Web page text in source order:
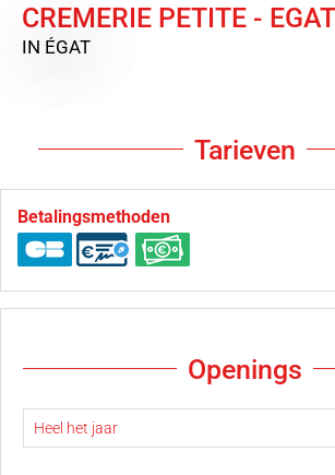
CREMERIE PETITE - EGAT
IN ÉGAT
Tarieven
Betalingsmethoden
Openings